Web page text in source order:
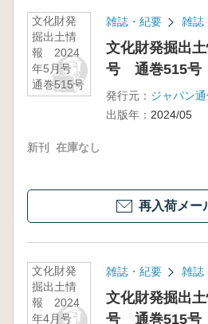
文化財発
掘出土情
報 2024
年5月号
通巻515号
雑誌・紀要 雑誌
文化財発掘出
号 通巻515号
発行元： ジャパン
出版年： 2024/05
新刊 在庫なし
再入荷メー
文化財発
掘出土情
報 2024
年4月号
雑誌・紀要 雑誌
文化財発掘出
号 通巻515号